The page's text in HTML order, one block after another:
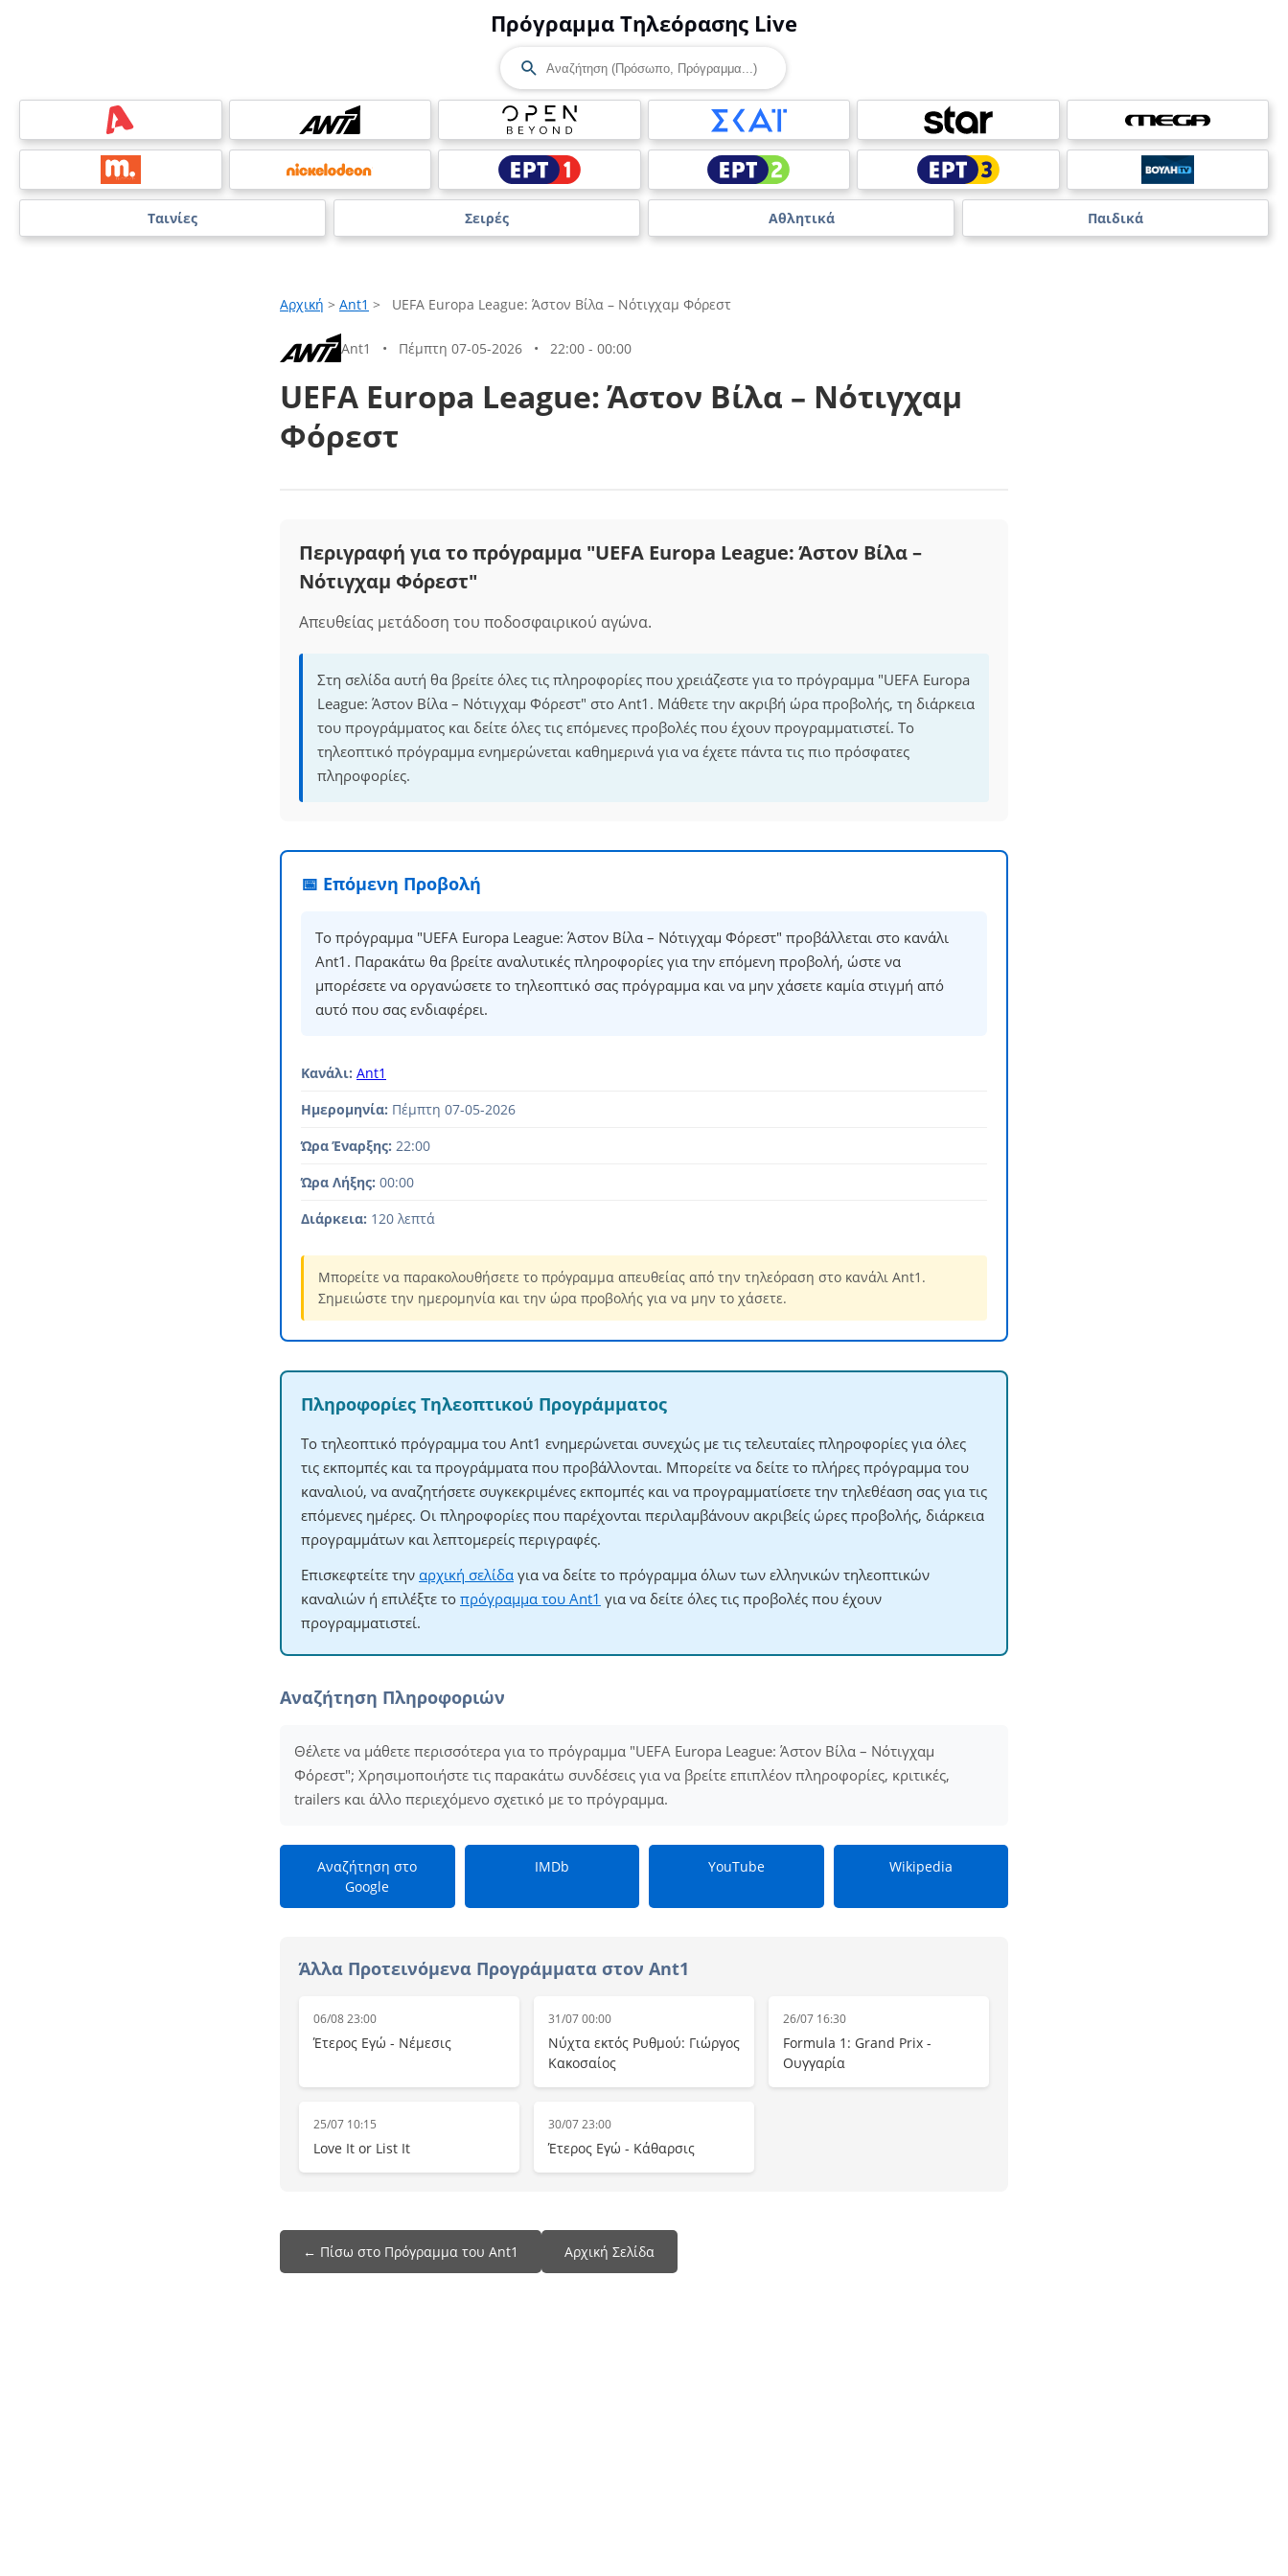
Πρόγραμμα Τηλεόρασης Live
Ταινίες Σειρές Αθλητικά Παιδικά
Αρχική > Ant1 > UEFA Europa League: Άστον Βίλα – Νότιγχαμ Φόρεστ
Ant1 • Πέμπτη 07-05-2026 • 22:00 - 00:00
UEFA Europa League: Άστον Βίλα – Νότιγχαμ
Φόρεστ
Περιγραφή για το πρόγραμμα "UEFA Europa League: Άστον Βίλα –
Νότιγχαμ Φόρεστ"
Απευθείας μετάδοση του ποδοσφαιρικού αγώνα.
Στη σελίδα αυτή θα βρείτε όλες τις πληροφορίες που χρειάζεστε για το πρόγραμμα "UEFA Europa
League: Άστον Βίλα – Νότιγχαμ Φόρεστ" στο Ant1. Μάθετε την ακριβή ώρα προβολής, τη διάρκεια
του προγράμματος και δείτε όλες τις επόμενες προβολές που έχουν προγραμματιστεί. Το
τηλεοπτικό πρόγραμμα ενημερώνεται καθημερινά για να έχετε πάντα τις πιο πρόσφατες
πληροφορίες.
📅 Επόμενη Προβολή
Το πρόγραμμα "UEFA Europa League: Άστον Βίλα – Νότιγχαμ Φόρεστ" προβάλλεται στο κανάλι
Ant1. Παρακάτω θα βρείτε αναλυτικές πληροφορίες για την επόμενη προβολή, ώστε να
μπορέσετε να οργανώσετε το τηλεοπτικό σας πρόγραμμα και να μην χάσετε καμία στιγμή από
αυτό που σας ενδιαφέρει.
Κανάλι: Ant1
Ημερομηνία: Πέμπτη 07-05-2026
Ώρα Έναρξης: 22:00
Ώρα Λήξης: 00:00
Διάρκεια: 120 λεπτά
Μπορείτε να παρακολουθήσετε το πρόγραμμα απευθείας από την τηλεόραση στο κανάλι Ant1.
Σημειώστε την ημερομηνία και την ώρα προβολής για να μην το χάσετε.
Πληροφορίες Τηλεοπτικού Προγράμματος
Το τηλεοπτικό πρόγραμμα του Ant1 ενημερώνεται συνεχώς με τις τελευταίες πληροφορίες για όλες
τις εκπομπές και τα προγράμματα που προβάλλονται. Μπορείτε να δείτε το πλήρες πρόγραμμα του
καναλιού, να αναζητήσετε συγκεκριμένες εκπομπές και να προγραμματίσετε την τηλεθέαση σας για τις
επόμενες ημέρες. Οι πληροφορίες που παρέχονται περιλαμβάνουν ακριβείς ώρες προβολής, διάρκεια
προγραμμάτων και λεπτομερείς περιγραφές.
Επισκεφτείτε την αρχική σελίδα για να δείτε το πρόγραμμα όλων των ελληνικών τηλεοπτικών
καναλιών ή επιλέξτε το πρόγραμμα του Ant1 για να δείτε όλες τις προβολές που έχουν
προγραμματιστεί.
Αναζήτηση Πληροφοριών
Θέλετε να μάθετε περισσότερα για το πρόγραμμα "UEFA Europa League: Άστον Βίλα – Νότιγχαμ
Φόρεστ"; Χρησιμοποιήστε τις παρακάτω συνδέσεις για να βρείτε επιπλέον πληροφορίες, κριτικές,
trailers και άλλο περιεχόμενο σχετικό με το πρόγραμμα.
Αναζήτηση στο
Google
IMDb YouTube Wikipedia
Άλλα Προτεινόμενα Προγράμματα στον Ant1
06/08 23:00
Έτερος Εγώ - Νέμεσις
31/07 00:00
Νύχτα εκτός Ρυθμού: Γιώργος
Κακοσαίος
26/07 16:30
Formula 1: Grand Prix -
Ουγγαρία
25/07 10:15
Love It or List It
30/07 23:00
Έτερος Εγώ - Κάθαρσις
← Πίσω στο Πρόγραμμα του Ant1 Αρχική Σελίδα